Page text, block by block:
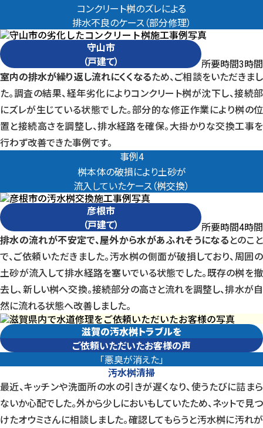
コンクリート桝のズレによる
排水不良のケース（部分修理）
守山市
（戸建て）
所要時間3時間
室内の排水が繰り返し流れにくくなるため、ご相談をいただきまし
た。調査の結果、経年劣化によりコンクリート桝が沈下し、接続部
にズレが生じている状態でした。部分的な修正作業により桝の位
置と接続高さを調整し、排水経路を確保。大掛かりな交換工事を
行わず改善できた事例です。
事例4
桝本体の破損により土砂が
流入していたケース（桝交換）
彦根市
（戸建て）
所要時間4時間
排水の流れが不安定で、屋外から水があふれそうになるとのこと
で、ご依頼いただきました。汚水桝の側面が破損しており、周囲の
土砂が流入して排水経路を塞いでいる状態でした。既存の桝を撤
去し、新しい桝へ交換。接続部分の高さと流れを調整し、排水が自
然に流れる状態へ改善しました。
滋賀の汚水桝トラブルを
ご依頼いただいたお客様の声
「悪臭が消えた」
汚水桝清掃
最近、キッチンや洗面所の水の引きが遅くなり、使うたびに詰まら
ないか心配でした。外から少しにおいもしていたため、ネットで見つ
けたオウミさんに相談しました。確認してもらうと汚水桝に汚れが